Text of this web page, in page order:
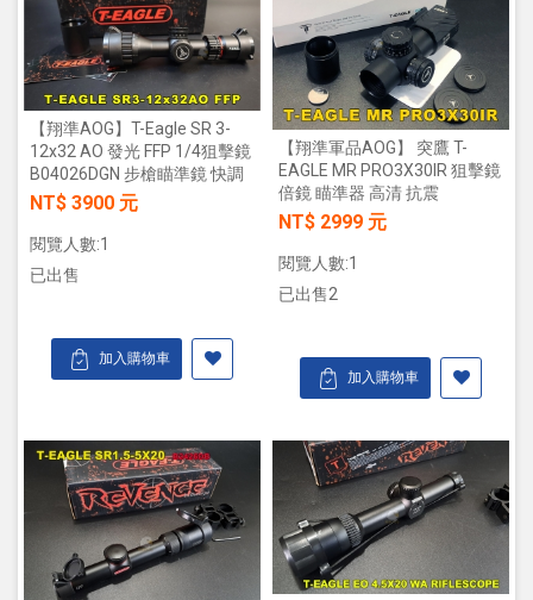
【翔準AOG】T-Eagle SR 3-
12x32 AO 發光 FFP 1/4狙擊鏡
B04026DGN 步槍瞄準鏡 快調
NT$ 3900 元
閱覽人數:1
已出售
加入購物車
【翔準軍品AOG】 突鷹 T-
EAGLE MR PRO3X30IR 狙擊鏡
倍鏡 瞄準器 高清 抗震
NT$ 2999 元
閱覽人數:1
已出售2
加入購物車